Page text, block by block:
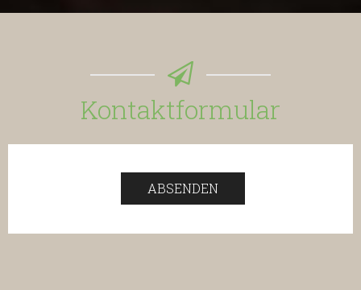
Kontaktformular
ABSENDEN